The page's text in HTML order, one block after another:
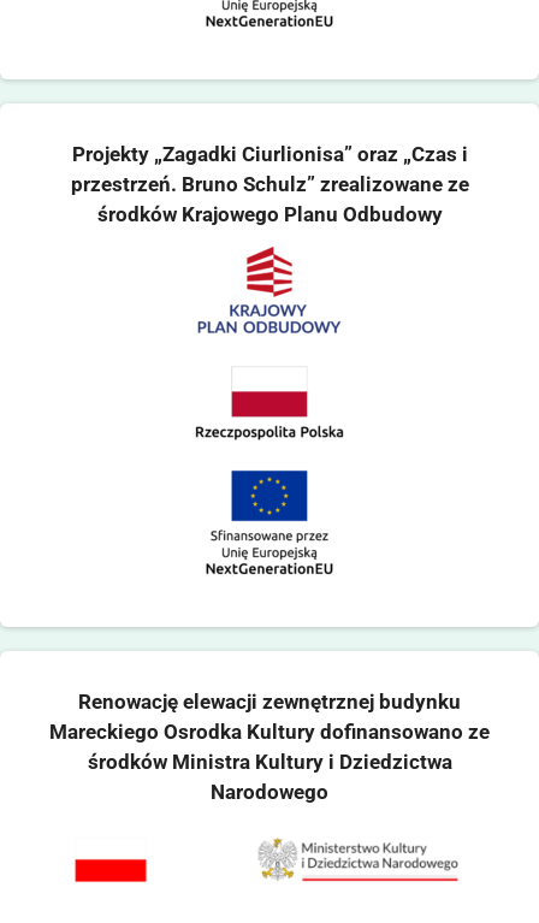
Projekty „Zagadki Ciurlionisa” oraz „Czas i
przestrzeń. Bruno Schulz” zrealizowane ze
środków Krajowego Planu Odbudowy
Renowację elewacji zewnętrznej budynku
Mareckiego Osrodka Kultury dofinansowano ze
środków Ministra Kultury i Dziedzictwa
Narodowego